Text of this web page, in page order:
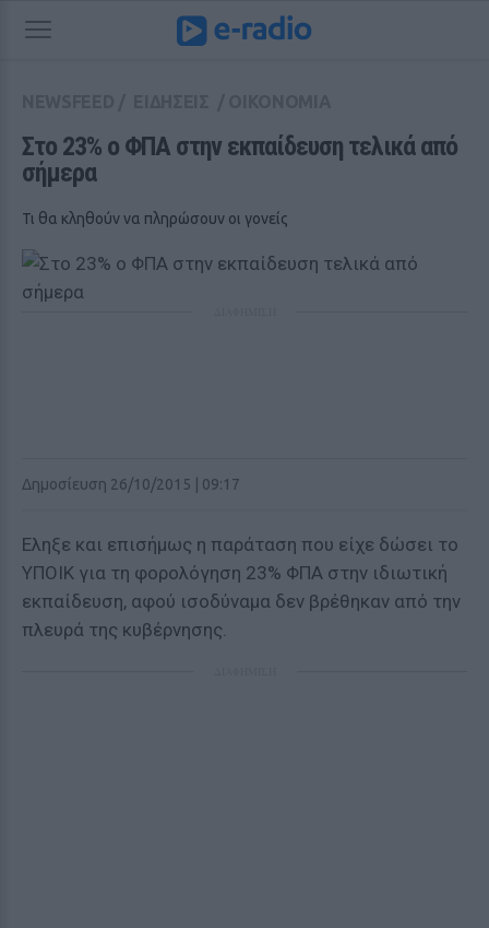
Στο 23% ο ΦΠΑ στην εκπαίδευση τελικά από
σήμερα
Τι θα κληθούν να πληρώσουν οι γονείς
Δημοσίευση 26/10/2015 | 09:17
Εληξε και επισήμως η παράταση που είχε δώσει το
ΥΠΟΙΚ για τη φορολόγηση 23% ΦΠΑ στην ιδιωτική
εκπαίδευση, αφού ισοδύναμα δεν βρέθηκαν από την
πλευρά της κυβέρνησης.